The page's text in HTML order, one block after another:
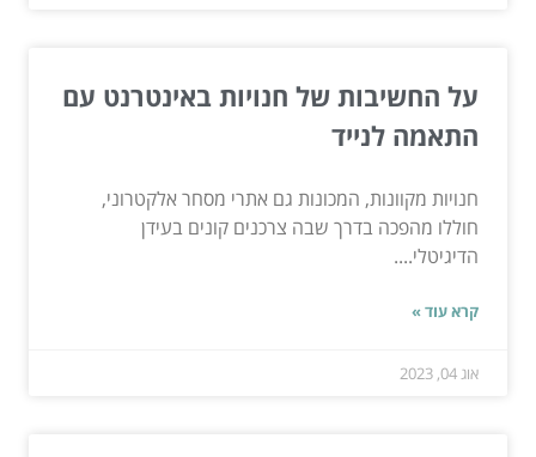
על החשיבות של חנויות באינטרנט עם
התאמה לנייד
חנויות מקוונות, המכונות גם אתרי מסחר אלקטרוני,
חוללו מהפכה בדרך שבה צרכנים קונים בעידן
הדיגיטלי....
קרא עוד »
אוג 04, 2023